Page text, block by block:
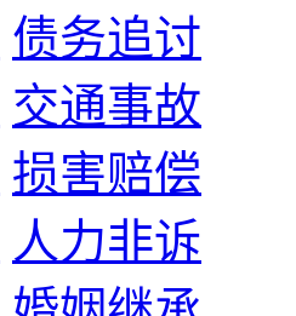
债务追讨
交通事故
损害赔偿
人力非诉